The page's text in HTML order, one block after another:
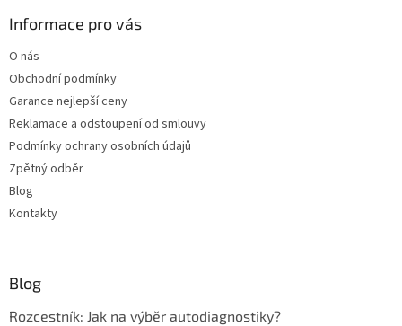
Informace pro vás
O nás
Obchodní podmínky
Garance nejlepší ceny
Reklamace a odstoupení od smlouvy
Podmínky ochrany osobních údajů
Zpětný odběr
Blog
Kontakty
Blog
Rozcestník: Jak na výběr autodiagnostiky?